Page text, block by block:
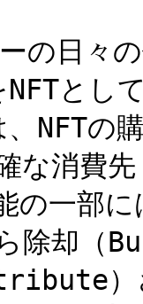
の日々
とし
、NFTの
な消費
の一部に
除却（
）